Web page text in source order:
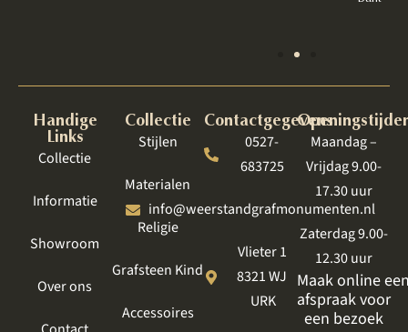
Handige
Links
Collectie
Informatie
Showroom
Over ons
Collectie
Stijlen
Materialen
Religie
Grafsteen Kind
Accessoires
Contactgegevens
0527-
683725
info@weerstandgrafmonumenten.nl
Vlieter 1
8321 WJ
URK
Maandag –
Vrijdag 9.00-
17.30 uur
Zaterdag 9.00-
12.30 uur
Maak online
afspraak voor
een bezoek